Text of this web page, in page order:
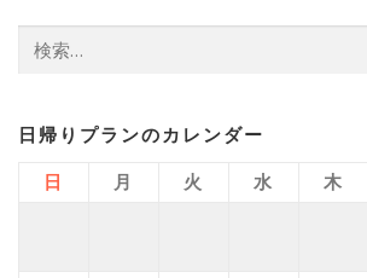
索:
日帰りプランのカレンダー
日 月 火 水 木